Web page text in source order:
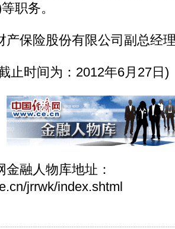
职务。
保险股份有限公司副总经
时间为：2012年6月27日)
融人物库地址：
jrrwk/index.shtml